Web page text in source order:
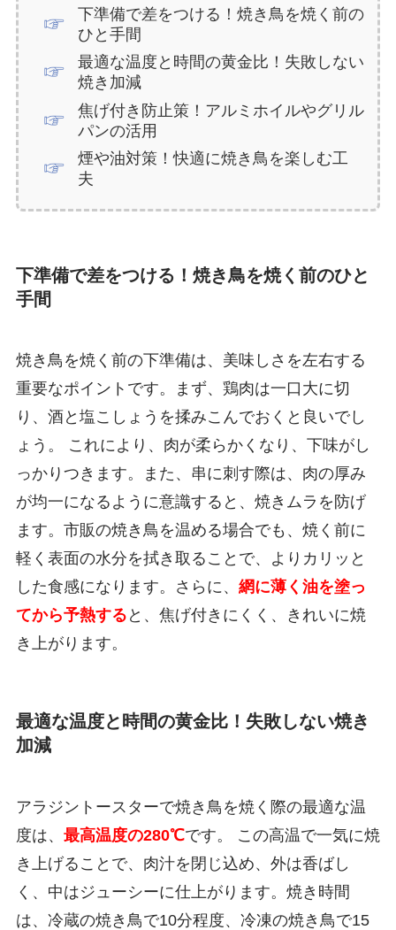
下準備で差をつける！焼き鳥を焼く前の
ひと手間
最適な温度と時間の黄金比！失敗しない
焼き加減
焦げ付き防止策！アルミホイルやグリル
パンの活用
煙や油対策！快適に焼き鳥を楽しむ工
夫
下準備で差をつける！焼き鳥を焼く前のひと
手間
焼き鳥を焼く前の下準備は、美味しさを左右する
重要なポイントです。まず、鶏肉は一口大に切
り、酒と塩こしょうを揉みこんでおくと良いでし
ょう。 これにより、肉が柔らかくなり、下味がし
っかりつきます。また、串に刺す際は、肉の厚み
が均一になるように意識すると、焼きムラを防げ
ます。市販の焼き鳥を温める場合でも、焼く前に
軽く表面の水分を拭き取ることで、よりカリッと
した食感になります。さらに、 網に薄く油を塗っ
てから予熱する と、焦げ付きにくく、きれいに焼
き上がります。
最適な温度と時間の黄金比！失敗しない焼き
加減
アラジントースターで焼き鳥を焼く際の最適な温
度は、 最高温度の280℃です。 この高温で一気に焼
き上げることで、肉汁を閉じ込め、外は香ばし
く、中はジューシーに仕上がります。焼き時間
は、冷蔵の焼き鳥で10分程度、冷凍の焼き鳥で15